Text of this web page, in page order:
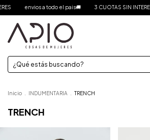
envios a todo el pais🚚 3 CUOTAS SIN INTERES
Inicio INDUMENTARIA TRENCH
TRENCH